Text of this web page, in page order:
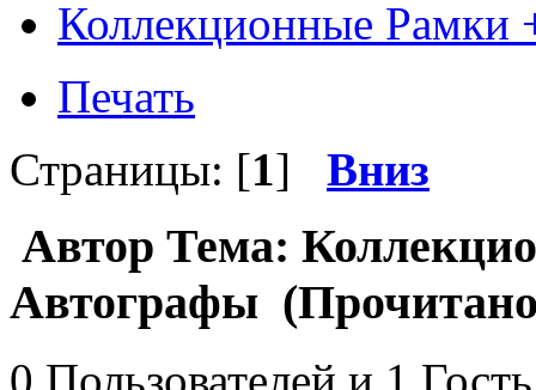
Коллекционные Рамки
Печать
Страницы: [1] Вниз
Автор Тема:
Автографы (Прочитано